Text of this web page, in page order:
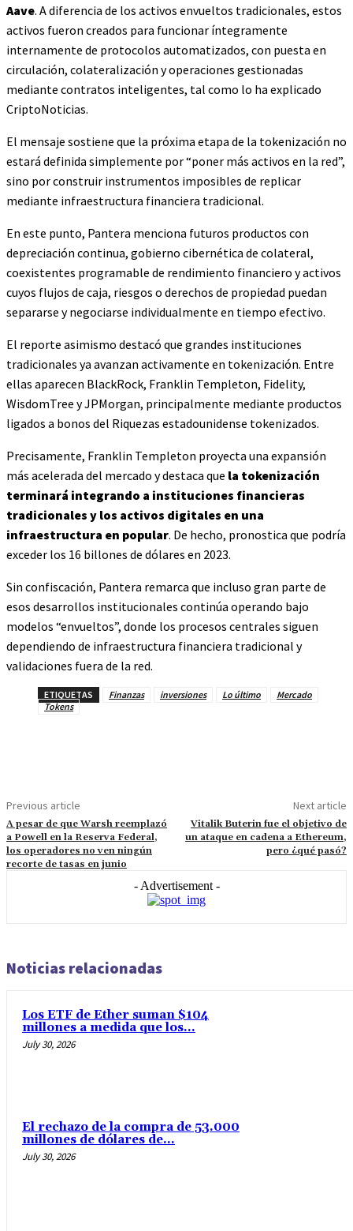
Aave. A diferencia de los activos envueltos tradicionales, estos
activos fueron creados para funcionar íntegramente
internamente de protocolos automatizados, con puesta en
circulación, colateralización y operaciones gestionadas
mediante contratos inteligentes, tal como lo ha explicado
CriptoNoticias.
El mensaje sostiene que la próxima etapa de la tokenización no
estará definida simplemente por “poner más activos en la red”,
sino por construir instrumentos imposibles de replicar
mediante infraestructura financiera tradicional.
En este punto, Pantera menciona futuros productos con
depreciación continua, gobierno cibernética de colateral,
coexistentes programable de rendimiento financiero y activos
cuyos flujos de caja, riesgos o derechos de propiedad puedan
separarse y negociarse individualmente en tiempo efectivo.
El reporte asimismo destacó que grandes instituciones
tradicionales ya avanzan activamente en tokenización. Entre
ellas aparecen BlackRock, Franklin Templeton, Fidelity,
WisdomTree y JPMorgan, principalmente mediante productos
ligados a bonos del Riquezas estadounidense tokenizados.
Precisamente, Franklin Templeton proyecta una expansión
más acelerada del mercado y destaca que la tokenización
terminará integrando a instituciones financieras
tradicionales y los activos digitales en una
infraestructura en popular. De hecho, pronostica que podría
exceder los 16 billones de dólares en 2023.
Sin confiscación, Pantera remarca que incluso gran parte de
esos desarrollos institucionales continúa operando bajo
modelos “envueltos”, donde los procesos centrales siguen
dependiendo de infraestructura financiera tradicional y
validaciones fuera de la red.
ETIQUETAS Finanzas inversiones Lo último
Mercado
Tokens
Previous article
A pesar de que Warsh reemplazó
a Powell en la Reserva Federal,
los operadores no ven ningún
recorte de tasas en junio
Next article
Vitalik Buterin fue el objetivo de
un ataque en cadena a Ethereum,
pero ¿qué pasó?
- Advertisement -
Noticias relacionadas
Los ETF de Ether suman $104
millones a medida que los...
July 30, 2026
El rechazo de la compra de 53.000
millones de dólares de...
July 30, 2026